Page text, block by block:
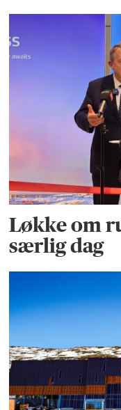
Løkke om
særlig dag